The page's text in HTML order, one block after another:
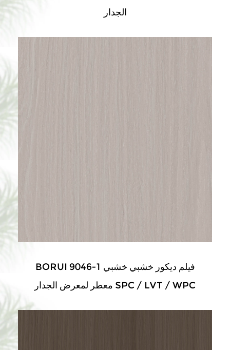
الجدار
BORUI 9046-1 فيلم ديكور خشبي خشبي
معطر لمعرض الجدار SPC / LVT / WPC